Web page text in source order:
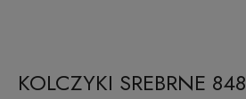
KOLCZYKI SREBRNE 848